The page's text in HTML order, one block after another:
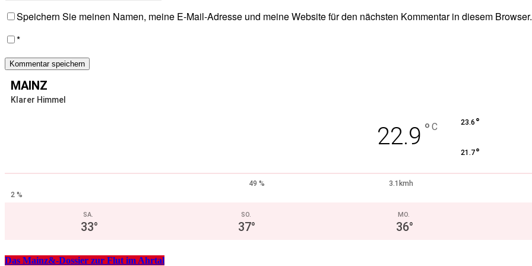
Speichern Sie meinen Namen, meine E-Mail-Adresse und meine Website für den nächsten Kommentar in diesem Browser.
*
MAINZ
Klarer Himmel
22.9 ° C 23.6 °
21.7°
49 %
3.1kmh
2 %
SA.
33°
SO.
37°
MO.
36°
Das Mainz&-Dossier zur Flut im Ahrtal